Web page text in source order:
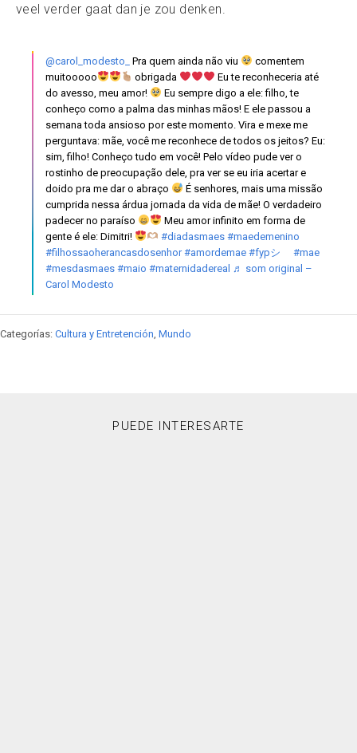
veel verder gaat dan je zou denken.
@carol_modesto_ Pra quem ainda não viu
comentem
muitooooo
obrigada
Eu te reconheceria até
do avesso, meu amor!
Eu sempre digo a ele: filho, te
conheço como a palma das minhas mãos! E ele passou a
semana toda ansioso por este momento. Vira e mexe me
perguntava: mãe, você me reconhece de todos os jeitos? Eu:
sim, filho! Conheço tudo em você! Pelo vídeo pude ver o
rostinho de preocupação dele, pra ver se eu iria acertar e
doido pra me dar o abraço
É senhores, mais uma missão
cumprida nessa árdua jornada da vida de mãe! O verdadeiro
padecer no paraíso
Meu amor infinito em forma de
gente é ele: Dimitri!
#diadasmaes #maedemenino
#filhossaoherancasdosenhor #amordemae #fypシ゚
#mae
#mesdasmaes #maio #maternidadereal ♬ som original –
Carol Modesto
Categorías: Cultura y Entretención Mundo
PUEDE INTERESARTE